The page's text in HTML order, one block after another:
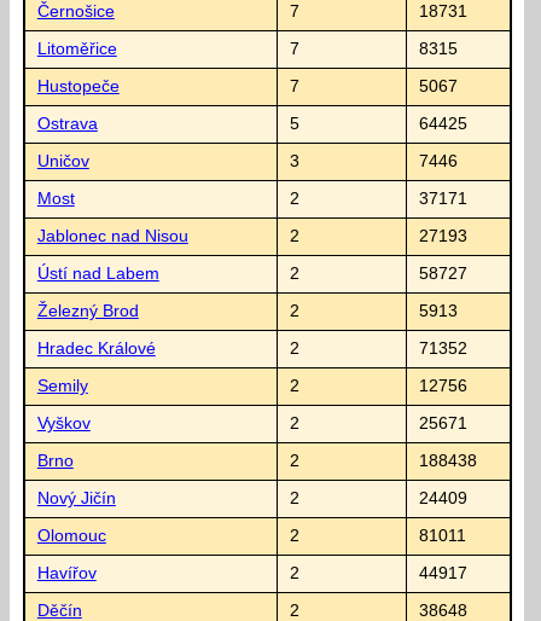
Černošice 7 18731
Litoměřice 7 8315
Hustopeče 7 5067
Ostrava 5 64425
Uničov 3 7446
Most 2 37171
Jablonec nad Nisou 2 27193
Ústí nad Labem 2 58727
Železný Brod 2 5913
Hradec Králové 2 71352
Semily 2 12756
Vyškov 2 25671
Brno 2 188438
Nový Jičín 2 24409
Olomouc 2 81011
Havířov 2 44917
Děčín 2 38648